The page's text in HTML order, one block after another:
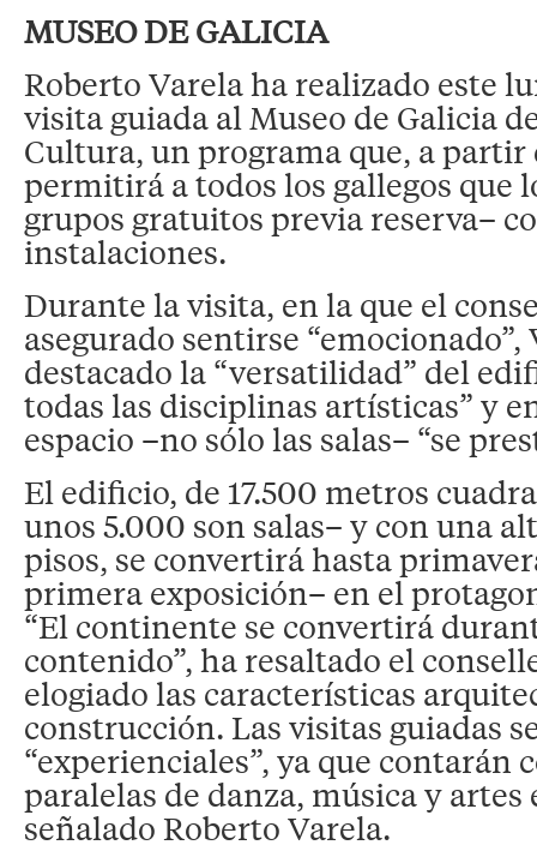
MUSEO DE GALICIA
Roberto Varela ha realizado este
visita guiada al Museo de Galicia
Cultura, un programa que, a partir
permitirá a todos los gallegos que
grupos gratuitos previa reserva–
instalaciones.
Durante la visita, en la que el
asegurado sentirse “emocionado”,
destacado la “versatilidad” del
todas las disciplinas artísticas” y
espacio –no sólo las salas– “se
El edificio, de 17.500 metros
unos 5.000 son salas– y con una
pisos, se convertirá hasta
primera exposición– en el
“El continente se convertirá
contenido”, ha resaltado el
elogiado las características
construcción. Las visitas guiadas
“experienciales”, ya que contarán
paralelas de danza, música y artes
señalado Roberto Varela.